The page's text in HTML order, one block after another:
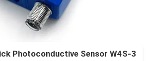
Photoconductive Sensor W4S-3